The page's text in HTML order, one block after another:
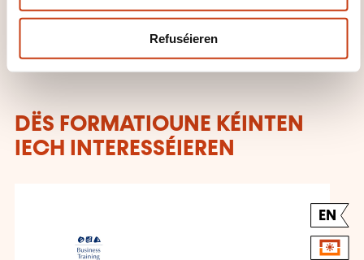
Refuséieren
DËS FORMATIOUNE KÉINTEN
IECH INTERESSÉIEREN
EN